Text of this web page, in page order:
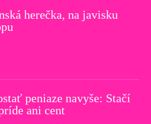
herečka, na javisku
peniaze navyše: Stačí
ani cent